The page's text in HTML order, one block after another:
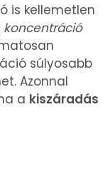
is kellemetlen
koncentráció
súlyosabb
Azonnal
a kiszáradás